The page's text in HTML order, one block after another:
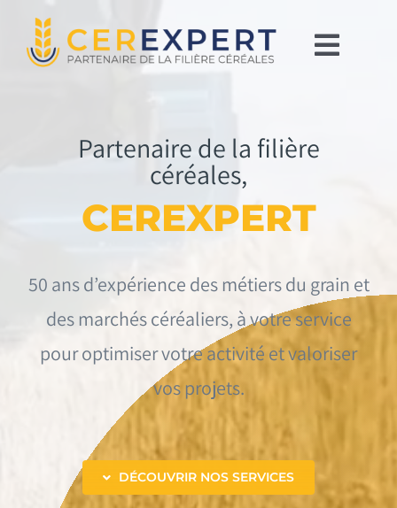
contenu
Contact
Partenaire de la filière
céréales,
CEREXPERT
50 ans d’expérience des métiers du grain et
des marchés céréaliers, à votre service
pour optimiser votre activité et valoriser
vos projets.
DÉCOUVRIR NOS SERVICES